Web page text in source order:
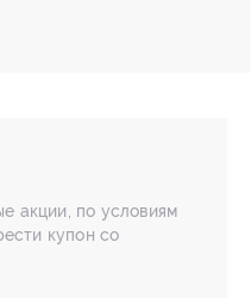
акции, по условиям
купон со